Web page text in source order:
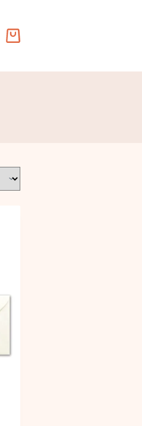
Winkelwagen